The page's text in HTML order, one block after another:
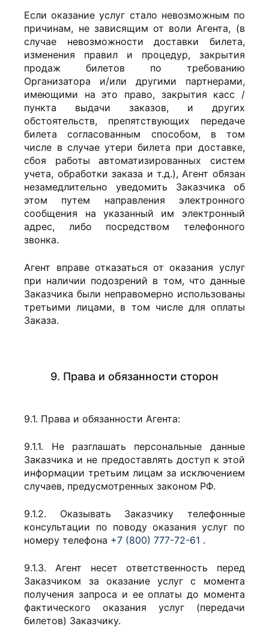
Если оказание услуг стало невозможным по
причинам, не зависящим от воли Агента, (в
случае невозможности доставки билета,
изменения правил и процедур, закрытия
продаж билетов по требованию
Организатора и/или другими партнерами,
имеющими на это право, закрытия касс /
пункта выдачи заказов, и других
обстоятельств, препятствующих передаче
билета согласованным способом, в том
числе в случае утери билета при доставке,
сбоя работы автоматизированных систем
учета, обработки заказа и т.д.), Агент обязан
незамедлительно уведомить Заказчика об
этом путем направления электронного
сообщения на указанный им электронный
адрес, либо посредством телефонного
звонка.
Агент вправе отказаться от оказания услуг
при наличии подозрений в том, что данные
Заказчика были неправомерно использованы
третьими лицами, в том числе для оплаты
Заказа.
9. Права и обязанности сторон
9.1. Права и обязанности Агента:
9.1.1. Не разглашать персональные данные
Заказчика и не предоставлять доступ к этой
информации третьим лицам за исключением
случаев, предусмотренных законом РФ.
9.1.2. Оказывать Заказчику телефонные
консультации по поводу оказания услуг по
номеру телефона +7 (800) 777-72-61 .
9.1.3. Агент несет ответственность перед
Заказчиком за оказание услуг с момента
получения запроса и ее оплаты до момента
фактического оказания услуг (передачи
билетов) Заказчику.